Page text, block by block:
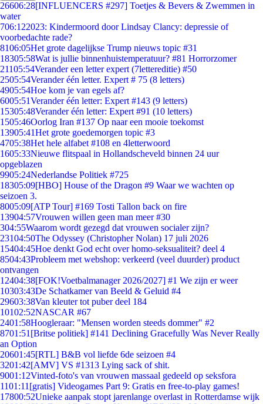
26606:28[INFLUENCERS #297] Toetjes & Bevers & Zwemmen in
water
706:122023: Kindermoord door Lindsay Clancy: depressie of
voorbedachte rade?
8106:05Het grote dagelijkse Trump nieuws topic #31
18305:58Wat is jullie binnenhuistemperatuur? #81 Horrorzomer
21105:54Verander een letter expert (7lettereditie) #50
2505:54Verander één letter. Expert # 75 (8 letters)
4905:54Hoe kom je van egels af?
6005:51Verander één letter: Expert #143 (9 letters)
15305:48Verander één letter: Expert #91 (10 letters)
1505:46Oorlog Iran #137 Op naar een mooie toekomst
13905:41Het grote goedemorgen topic #3
4705:38Het hele alfabet #108 en 4letterwoord
1605:33Nieuwe flitspaal in Hollandscheveld binnen 24 uur
opgeblazen
9905:24Nederlandse Politiek #725
18305:09[HBO] House of the Dragon #9 Waar we wachten op
seizoen 3.
8005:09[ATP Tour] #169 Tosti Tallon back on fire
13904:57Vrouwen willen geen man meer #30
304:55Waarom wordt gezegd dat vrouwen socialer zijn?
23104:50The Odyssey (Christopher Nolan) 17 juli 2026
15404:45Hoe denkt God echt over homo-seksualiteit? deel 4
8504:43Probleem met webshop: verkeerd (veel duurder) product
ontvangen
12404:38[FOK!Voetbalmanager 2026/2027] #1 We zijn er weer
10303:43De Schatkamer van Beeld & Geluid #4
29603:38Van kleuter tot puber deel 184
10102:52NASCAR #67
2401:58Hoogleraar: "Mensen worden steeds dommer" #2
8701:51 [Britse politiek] #141 Declining Gracefully Was Never Really
an Option
20601:45[RTL] B&B vol liefde 6de seizoen #4
3201:42[AMV] VS #1313 Lying sack of shit.
9001:12Vinted-foto's van vrouwen massaal gedeeld op seksfora
1101:11 [gratis] Videogames Part 9: Gratis en free-to-play games!
17800:52Unieke aanpak stopt jarenlange overlast in Rotterdamse wijk